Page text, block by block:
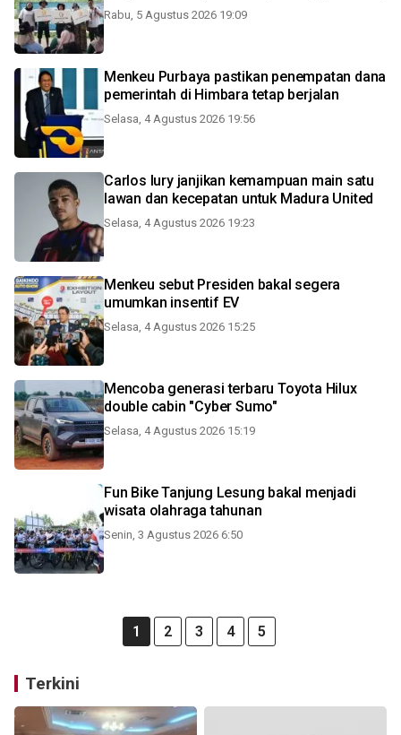
Rabu, 5 Agustus 2026 19:09
Menkeu Purbaya pastikan penempatan dana
pemerintah di Himbara tetap berjalan
Selasa, 4 Agustus 2026 19:56
Carlos Iury janjikan kemampuan main satu
lawan dan kecepatan untuk Madura United
Selasa, 4 Agustus 2026 19:23
Menkeu sebut Presiden bakal segera
umumkan insentif EV
Selasa, 4 Agustus 2026 15:25
Mencoba generasi terbaru Toyota Hilux
double cabin "Cyber Sumo"
Selasa, 4 Agustus 2026 15:19
Fun Bike Tanjung Lesung bakal menjadi
wisata olahraga tahunan
Senin, 3 Agustus 2026 6:50
1 2 3 4 5
Terkini